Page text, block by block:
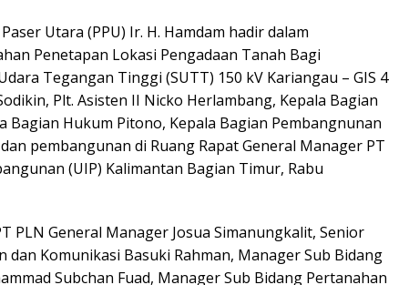
Utara (PPU) Ir. H. Hamdam hadir dalam
Penetapan Lokasi Pengadaan Tanah Bagi
Tegangan Tinggi (SUTT) 150 kV Kariangau – GIS 4
Plt. Asisten II Nicko Herlambang, Kepala Bagian
Bagian Hukum Pitono, Kepala Bagian Pembangnunan
pembangunan di Ruang Rapat General Manager PT
(UIP) Kalimantan Bagian Timur, Rabu
PLN General Manager Josua Simanungkalit, Senior
dan Komunikasi Basuki Rahman, Manager Sub Bidang
Subchan Fuad, Manager Sub Bidang Pertanahan